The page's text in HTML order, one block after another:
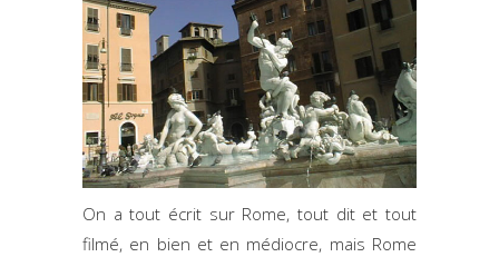
On a tout écrit sur Rome, tout dit et tout
filmé, en bien et en médiocre, mais Rome